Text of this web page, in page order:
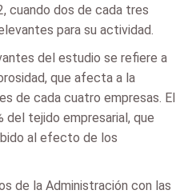
cuando dos de cada tres
para su actividad.
del estudio se refiere a
que afecta a la
de cada cuatro empresas. El
del tejido empresarial, que
al efecto de los
de la Administración con las